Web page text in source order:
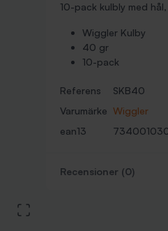
10-pack kulbly med
Wiggler Kulby
40 gr
10-pack
Referens
SKB40
Varumärke Wiggler
ean13
Recensioner (0)